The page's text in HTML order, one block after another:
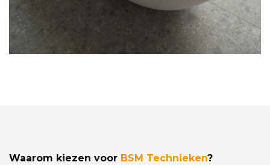
Waarom kiezen voor BSM Technieken?